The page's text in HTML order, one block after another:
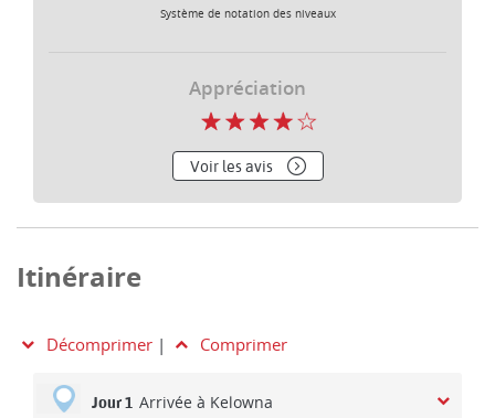
Système de notation des niveaux
Appréciation
Voir les avis
Itinéraire
Décomprimer | Comprimer
Jour 1 Arrivée à Kelowna